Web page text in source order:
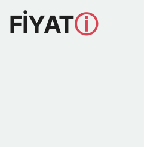
FİYATⓘ